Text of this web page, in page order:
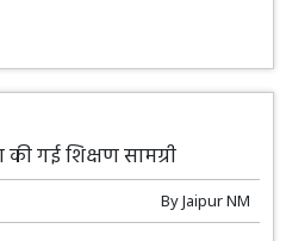
गई शिक्षण सामग्री
ByJaipur NM